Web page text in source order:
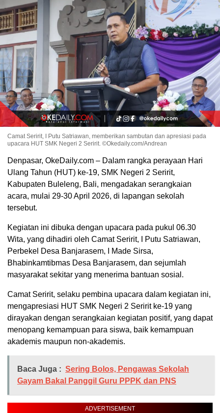
Camat Seririt, I Putu Satriawan, memberikan sambutan dan apresiasi pada
upacara HUT SMK Negeri 2 Seririt. ©Okedaily.com/Andrean
Denpasar, OkeDaily.com – Dalam rangka perayaan Hari
Ulang Tahun (HUT) ke-19, SMK Negeri 2 Seririt,
Kabupaten Buleleng, Bali, mengadakan serangkaian
acara, mulai 29-30 April 2026, di lapangan sekolah
tersebut.
Kegiatan ini dibuka dengan upacara pada pukul 06.30
Wita, yang dihadiri oleh Camat Seririt, I Putu Satriawan,
Perbekel Desa Banjarasem, I Made Sirsa,
Bhabinkamtibmas Desa Banjarasem, dan sejumlah
masyarakat sekitar yang menerima bantuan sosial.
Camat Seririt, selaku pembina upacara dalam kegiatan ini,
mengapresiasi HUT SMK Negeri 2 Seririt ke-19 yang
dirayakan dengan serangkaian kegiatan positif, yang dapat
menopang kemampuan para siswa, baik kemampuan
akademis maupun non-akademis.
Baca Juga : Sering Bolos, Pengawas Sekolah
Gayam Bakal Panggil Guru PPPK dan PNS
ADVERTISEMENT